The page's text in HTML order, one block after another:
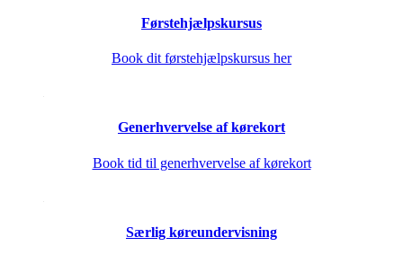
Førstehjælpskursus
Book dit førstehjælpskursus her
Generhvervelse af kørekort
Book tid til generhvervelse af kørekort
Særlig køreundervisning